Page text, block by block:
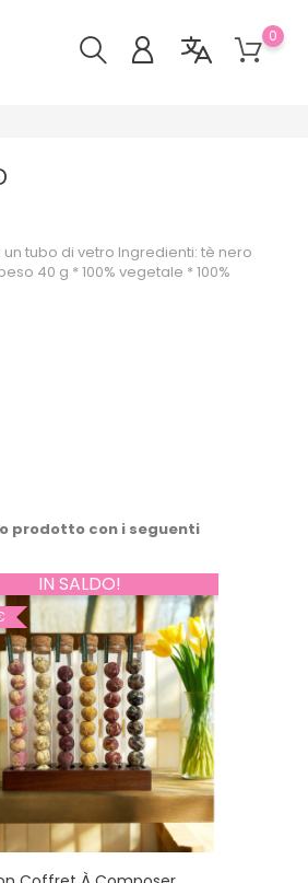
0
tubo di vetro Ingredienti: tè nero
40 g * 100% vegetale * 100%
prodotto con i seguenti
IN SALDO!